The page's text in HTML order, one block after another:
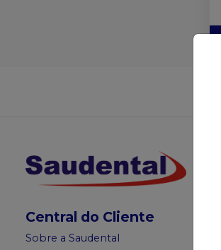
Central do Cliente
Sobre a Saudental